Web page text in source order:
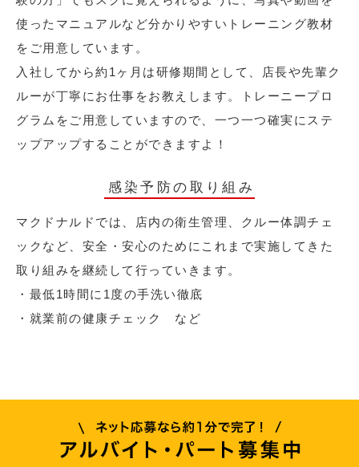
使ったマニュアルなど分かりやすいトレーニング教材
をご用意しています。
入社してから約1ヶ月は研修期間として、店長や先輩ク
ルーが丁寧にお仕事をお教えします。トレーニープロ
グラムをご用意していますので、一つ一つ確実にステ
ップアップすることができますよ！
感染予防の取り組み
マクドナルドでは、店内の衛生管理、クルー体調チェ
ックなど、安全・安心のためにこれまで実施してきた
取り組みを継続して行っていきます。
・最低1時間に1度の手洗い徹底
・就業前の健康チェック など